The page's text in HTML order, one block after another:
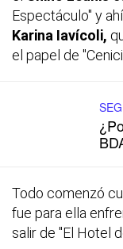
Espectáculo" y
Karina Iavícoli,
el papel de
Todo comenzó
fue para ella
salir de "El Hotel